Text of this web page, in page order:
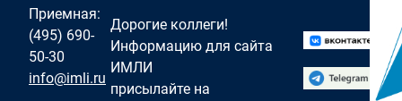
Приемная:
(495) 690-
50-30
info@imli.ru
Дорогие коллеги!
Информацию для сайта
ИМЛИ
присылайте на